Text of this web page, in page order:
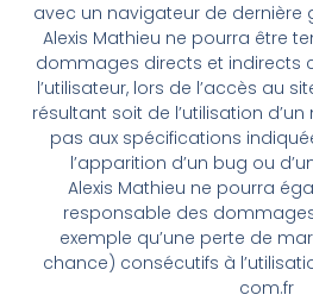
avec un navigateur de dernière
Alexis Mathieu ne pourra être
dommages directs et indirects
l’utilisateur, lors de l’accès au
résultant soit de l’utilisation
pas aux spécifications
l’apparition d’un bug ou
Alexis Mathieu ne pourra
responsable des
exemple qu’une perte de
chance) consécutifs à
com.fr